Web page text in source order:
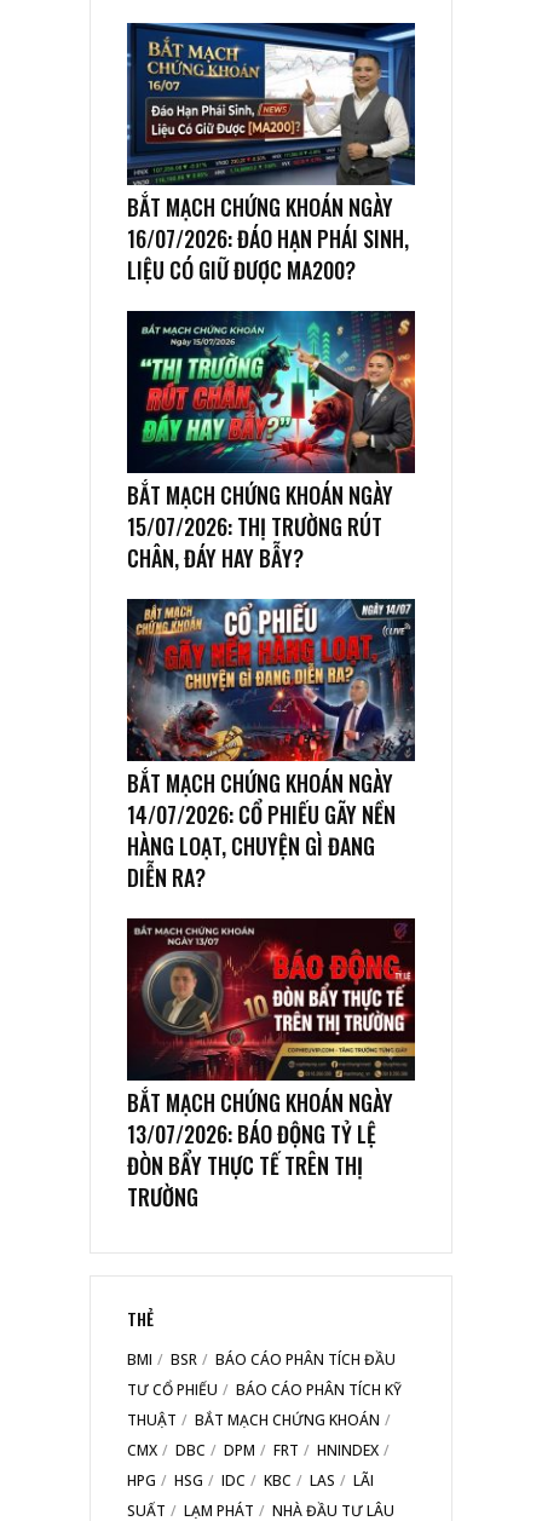
BẮT MẠCH CHỨNG KHOÁN NGÀY
16/07/2026: ĐÁO HẠN PHÁI SINH,
LIỆU CÓ GIỮ ĐƯỢC MA200?
BẮT MẠCH CHỨNG KHOÁN NGÀY
15/07/2026: THỊ TRƯỜNG RÚT
CHÂN, ĐÁY HAY BẪY?
BẮT MẠCH CHỨNG KHOÁN NGÀY
14/07/2026: CỔ PHIẾU GÃY NỀN
HÀNG LOẠT, CHUYỆN GÌ ĐANG
DIỄN RA?
BẮT MẠCH CHỨNG KHOÁN NGÀY
13/07/2026: BÁO ĐỘNG TỶ LỆ
ĐÒN BẨY THỰC TẾ TRÊN THỊ
TRƯỜNG
THẺ
BMI BSR
BÁO CÁO PHÂN TÍCH ĐẦU
TƯ CỔ PHIẾU
BÁO CÁO PHÂN TÍCH KỸ
THUẬT
BẮT MẠCH CHỨNG KHOÁN
CMX
DBC DPM FRT
HNINDEX
HPG
HSG IDC KBC LAS
LÃI
SUẤT
LẠM PHÁT NHÀ ĐẦU TƯ LÂU